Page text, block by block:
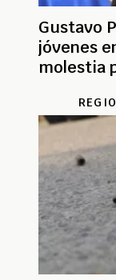
Gustavo
jóvenes
molestia